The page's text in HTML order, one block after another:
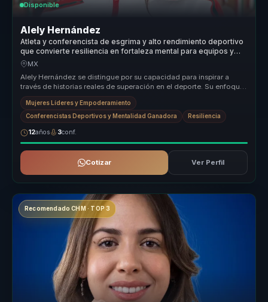
Disponible
Alely Hernández
Atleta y conferencista de esgrima y alto rendimiento deportivo
que convierte resiliencia en fortaleza mental para equipos y
lideres.
MX
Alely Hernández se distingue por su capacidad para inspirar a
través de historias reales de superación en el deporte. Su enfoque
en el em...
Mujeres Líderes y Empoderamiento
Conferencistas Deportivos y Mentalidad Ganadora Resiliencia
12años 3conf.
Cotizar Ver Perfil
Recomendado CHM · TOP 3